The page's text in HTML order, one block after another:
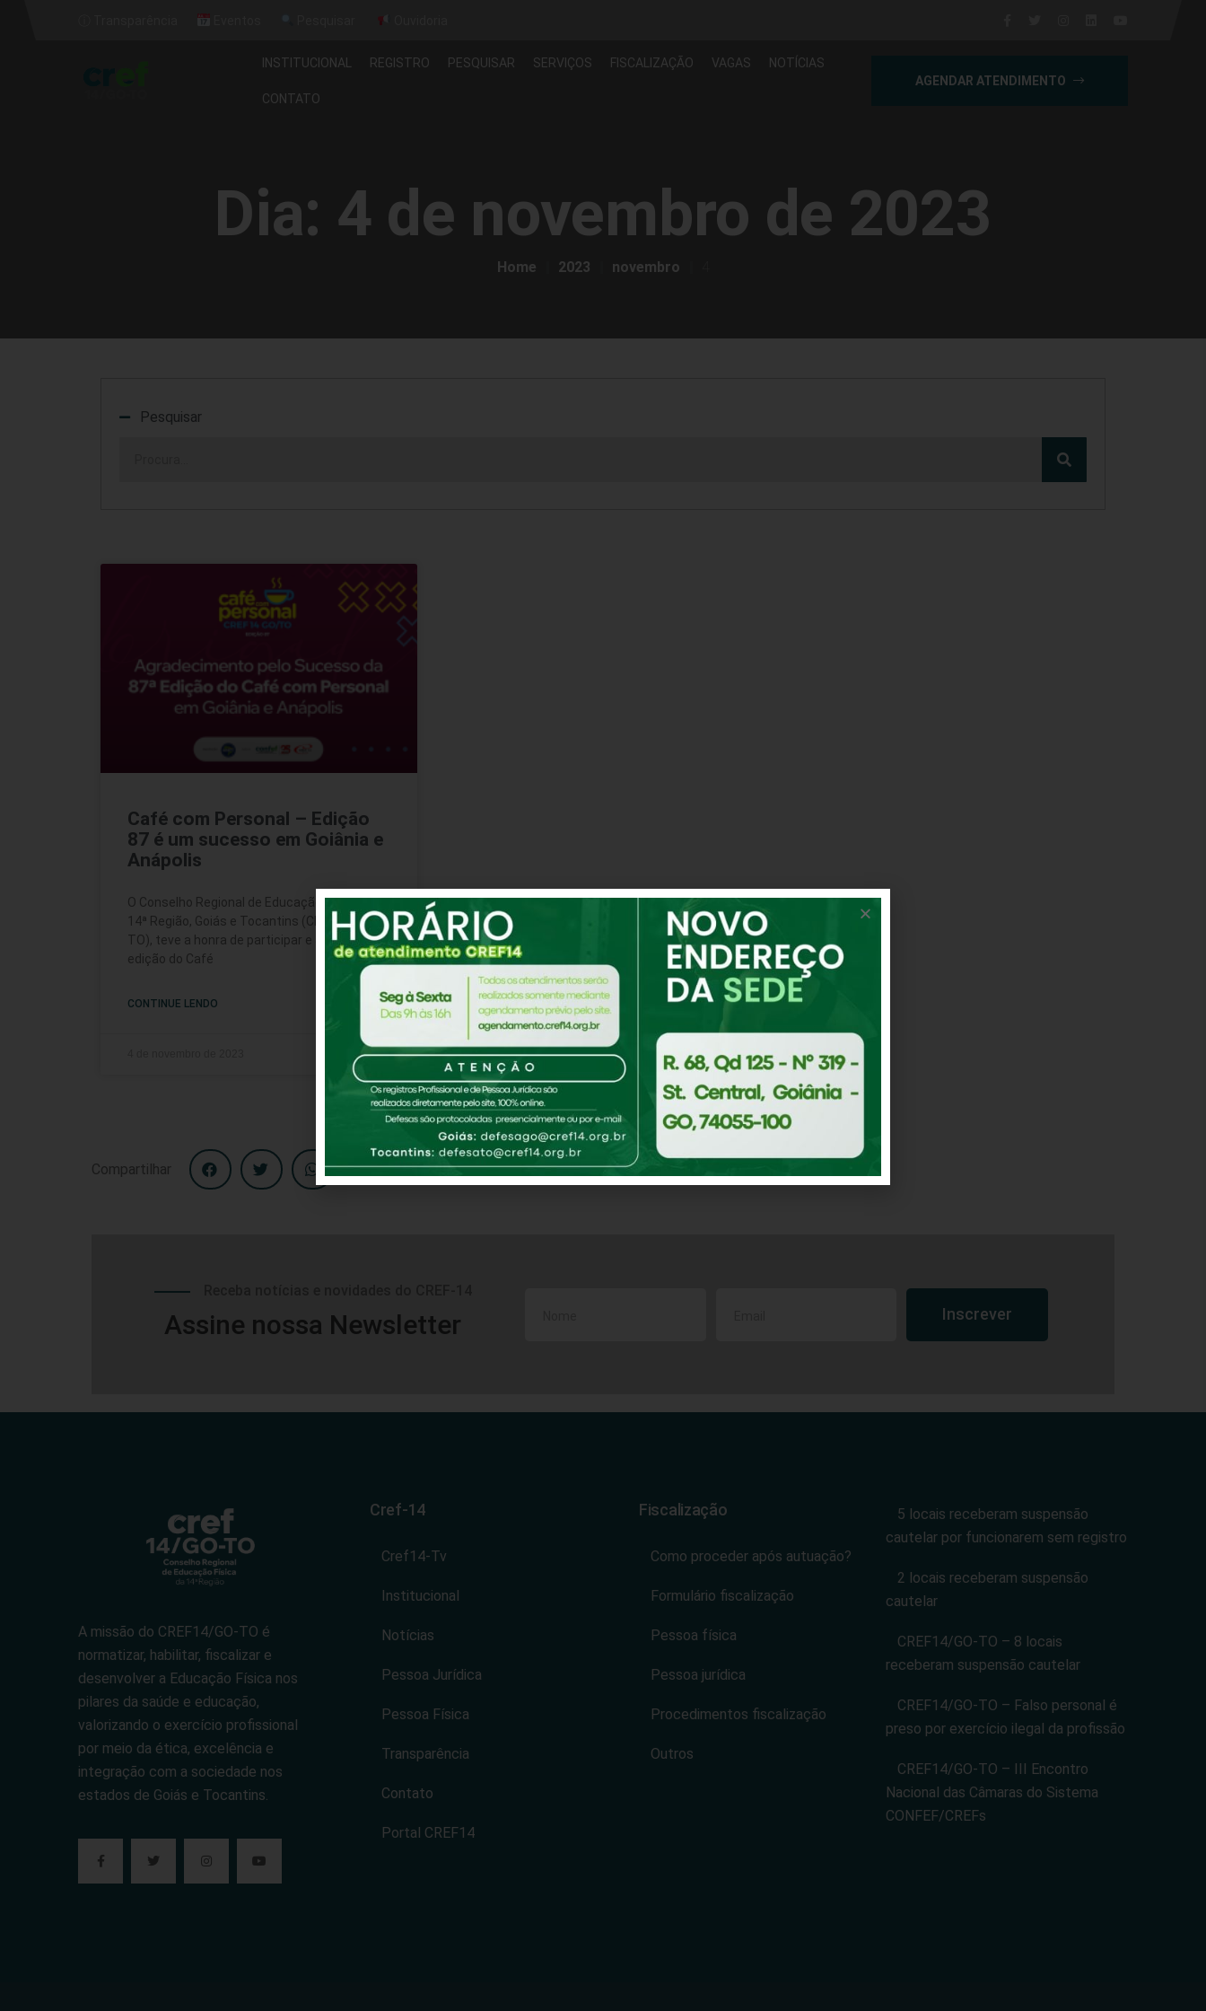
INSTITUCIONAL REGISTRO PESQUISAR SERVIÇOS FISCALIZAÇÃO VAGAS NOTÍCIAS
CONTATO
AGENDAR ATENDIMENTO
Dia: 4 de novembro de 2023
Home 2023 novembro
Pesquisar
Café com Personal – Edição
87 é um sucesso em Goiânia e
Anápolis
O Conselho Regional de Educação Física da
14ª Região, Goiás e Tocantins (CREF14/GO-
TO), teve a honra de participar e apoiar a 87ª
edição do Café
CONTINUE LENDO
Compartilhar
Assine nossa Newsletter Inscrever
A missão do CREF14/GO-TO é
normatizar, habilitar, fiscalizar e
desenvolver a Educação Física nos
pilares da saúde e educação,
valorizando o exercício profissional
por meio da ética, excelência e
integração com a sociedade nos
estados de Goiás e Tocantins.
Cref-14
Cref14-Tv
Institucional
Notícias
Pessoa Jurídica
Pessoa Física
Transparência
Contato
Portal CREF14
Fiscalização
Como proceder após autuação?
Formulário fiscalização
Pessoa física
Pessoa jurídica
Procedimentos fiscalização
Outros
5 locais receberam suspensão
cautelar por funcionarem sem registro
2 locais receberam suspensão
cautelar
CREF14/GO-TO – 8 locais
receberam suspensão cautelar
CREF14/GO-TO – Falso personal é
preso por exercício ilegal da profissão
CREF14/GO-TO – III Encontro
Nacional das Câmaras do Sistema
CONFEF/CREFs